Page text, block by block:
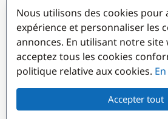
Destinations populaires
Nous utilisons des cookies
expérience et personnaliser les
annonces. En utilisant notre site
acceptez tous les cookies
politique relative aux cookies.
Accepter tout